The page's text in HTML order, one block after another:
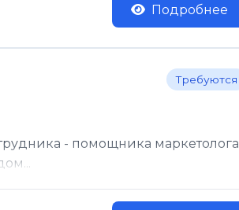
Подробнее
Требуются
- помощника маркетолога